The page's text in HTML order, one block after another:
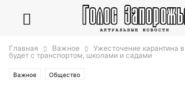
Главная Важное
Ужесточение карантина
будет с транспортом, школами и садами
Важное Общество